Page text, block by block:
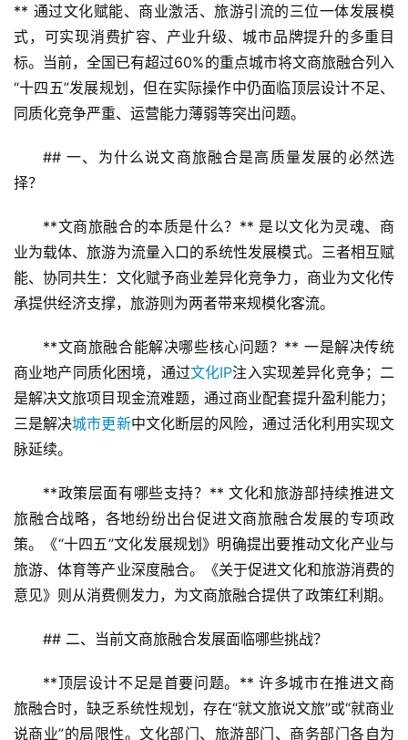
** 通过文化赋能、商业激活、旅游引流的三位一体发展模
式，可实现消费扩容、产业升级、城市品牌提升的多重目
标。当前，全国已有超过60%的重点城市将文商旅融合列入
“十四五”发展规划，但在实际操作中仍面临顶层设计不足、
同质化竞争严重、运营能力薄弱等突出问题。
## 一、为什么说文商旅融合是高质量发展的必然选
择？
**文商旅融合的本质是什么？** 是以文化为灵魂、商
业为载体、旅游为流量入口的系统性发展模式。三者相互赋
能、协同共生：文化赋予商业差异化竞争力，商业为文化传
承提供经济支撑，旅游则为两者带来规模化客流。
**文商旅融合能解决哪些核心问题？** 一是解决传统
商业地产同质化困境，通过文化IP注入实现差异化竞争；二
是解决文旅项目现金流难题，通过商业配套提升盈利能力；
三是解决城市更新中文化断层的风险，通过活化利用实现文
脉延续。
**政策层面有哪些支持？** 文化和旅游部持续推进文
旅融合战略，各地纷纷出台促进文商旅融合发展的专项政
策。《“十四五”文化发展规划》明确提出要推动文化产业与
旅游、体育等产业深度融合。《关于促进文化和旅游消费的
意见》则从消费侧发力，为文商旅融合提供了政策红利期。
## 二、当前文商旅融合发展面临哪些挑战？
**顶层设计不足是首要问题。** 许多城市在推进文商
旅融合时，缺乏系统性规划，存在“就文旅说文旅”或“就商业
说商业”的局限性。文化部门、旅游部门、商务部门各自为